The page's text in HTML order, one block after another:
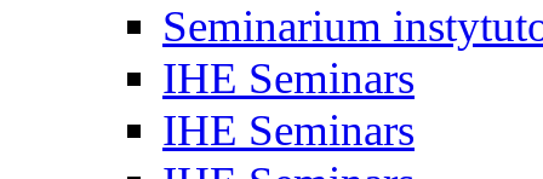
Seminarium
IHE Seminars
IHE Seminars